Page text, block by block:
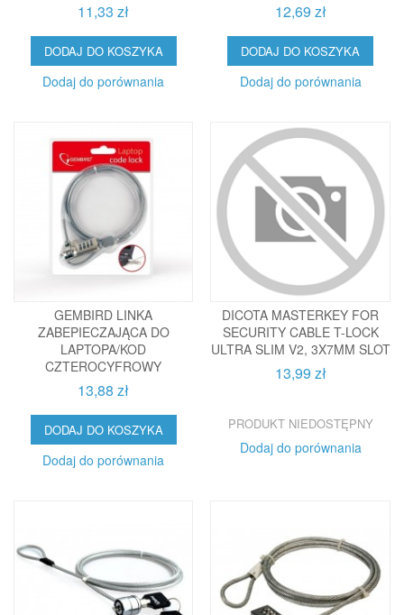
11,33 zł
DODAJ DO KOSZYKA
Dodaj do porównania
12,69 zł
DODAJ DO KOSZYKA
Dodaj do porównania
GEMBIRD LINKA
ZABEPIECZAJĄCA DO
LAPTOPA/KOD
CZTEROCYFROWY
13,88 zł
DODAJ DO KOSZYKA
Dodaj do porównania
DICOTA MASTERKEY FOR
SECURITY CABLE T-LOCK
ULTRA SLIM V2, 3X7MM SLOT
13,99 zł
PRODUKT NIEDOSTĘPNY
Dodaj do porównania